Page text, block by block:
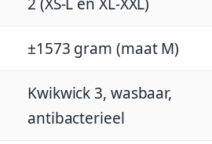
±1573 gram (maat M)
Kwikwick 3, wasbaar,
antibacterieel